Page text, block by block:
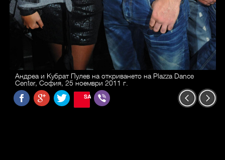
Андреа и Кубрат Пулев на откриването на Plazza Dance
Center, София, 25 ноември 2011 г.
SAVE